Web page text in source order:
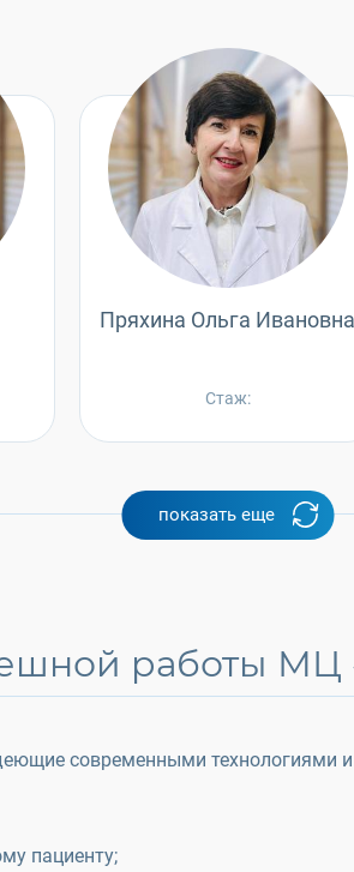
Пряхина Ольга Ивановна
Стаж:
показать еще
работы МЦ
современными технологиями
пациенту;